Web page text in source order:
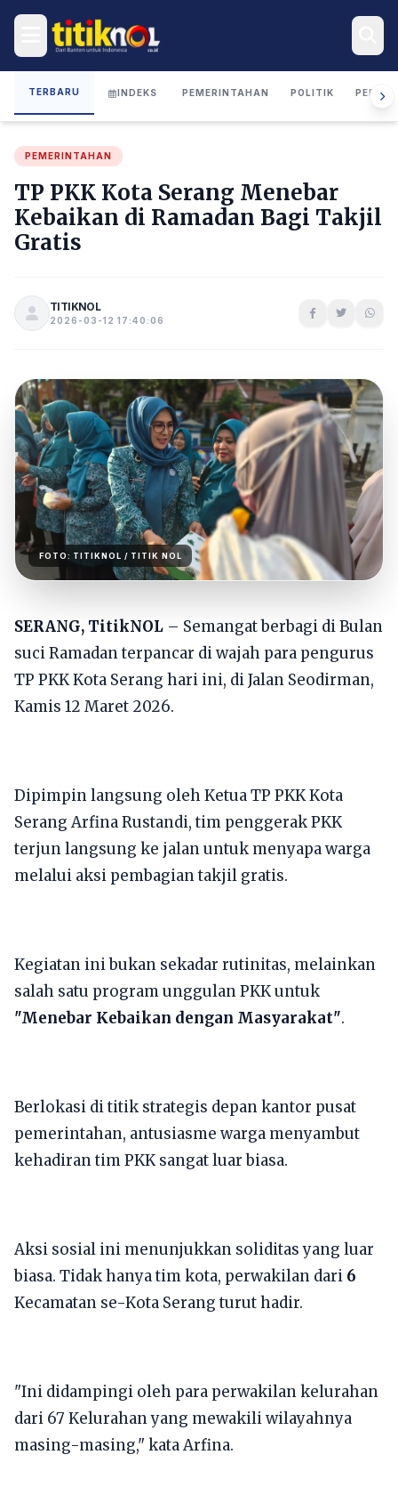
TERBARU INDEKS PEMERINTAHAN POLITIK
PEMERINTAHAN
TP PKK Kota Serang Menebar
Kebaikan di Ramadan Bagi Takjil
Gratis
TITIKNOL
2026-03-12 17:40:06
FOTO: TITIKNOL / TITIK NOL
SERANG, TitikNOL – Semangat berbagi di Bulan
suci Ramadan terpancar di wajah para pengurus
TP PKK Kota Serang hari ini, di Jalan Seodirman,
Kamis 12 Maret 2026.
Dipimpin langsung oleh Ketua TP PKK Kota
Serang Arfina Rustandi, tim penggerak PKK
terjun langsung ke jalan untuk menyapa warga
melalui aksi pembagian takjil gratis.
​Kegiatan ini bukan sekadar rutinitas, melainkan
salah satu program unggulan PKK untuk
"Menebar Kebaikan dengan Masyarakat".
Berlokasi di titik strategis depan kantor pusat
pemerintahan, antusiasme warga menyambut
kehadiran tim PKK sangat luar biasa.
​Aksi sosial ini menunjukkan soliditas yang luar
biasa. Tidak hanya tim kota, perwakilan dari 6
Kecamatan se-Kota Serang turut hadir.
"Ini didampingi oleh para perwakilan kelurahan
dari 67 Kelurahan yang mewakili wilayahnya
masing-masing," kata Arfina.